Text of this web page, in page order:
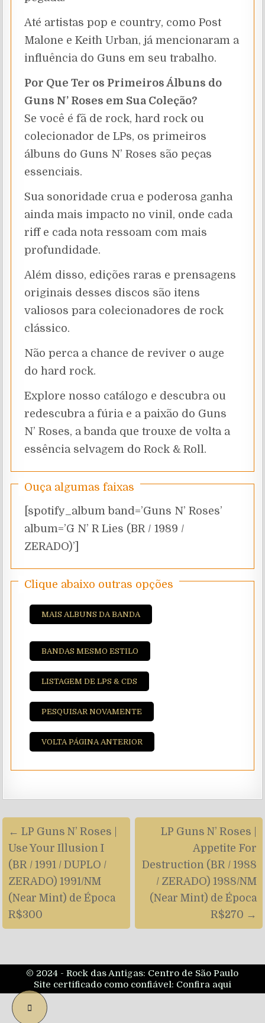
Até artistas pop e country, como Post
Malone e Keith Urban, já mencionaram a
influência do Guns em seu trabalho.
Por Que Ter os Primeiros Álbuns do
Guns N’ Roses em Sua Coleção?
Se você é fã de rock, hard rock ou
colecionador de LPs, os primeiros
álbuns do Guns N’ Roses são peças
essenciais.
Sua sonoridade crua e poderosa ganha
ainda mais impacto no vinil, onde cada
riff e cada nota ressoam com mais
profundidade.
Além disso, edições raras e prensagens
originais desses discos são itens
valiosos para colecionadores de rock
clássico.
Não perca a chance de reviver o auge
do hard rock.
Explore nosso catálogo e descubra ou
redescubra a fúria e a paixão do Guns
N’ Roses, a banda que trouxe de volta a
essência selvagem do Rock & Roll.
Ouça algumas faixas
[spotify_album band=’Guns N’ Roses’
album=’G N’ R Lies (BR / 1989 /
ZERADO)’]
Clique abaixo outras opções
MAIS ALBUNS DA BANDA
BANDAS MESMO ESTILO
LISTAGEM DE LPS & CDS
PESQUISAR NOVAMENTE
VOLTA PÁGINA ANTERIOR
Navegação
de
artigos
LP Guns N’ Roses |
Appetite For
Destruction (BR / 1988
/ ZERADO) 1988/NM
(Near Mint) de Época
R$270 →
← LP Guns N’ Roses |
Use Your Illusion I
(BR / 1991 / DUPLO /
ZERADO) 1991/NM
(Near Mint) de Época
R$300
© 2024 - Rock das Antigas: Centro de São Paulo
Site certificado como confiável: Confira aqui
SCROLL